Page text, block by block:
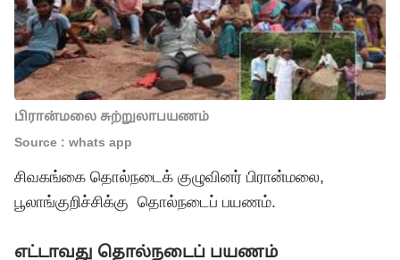
பிரான்மலை சுற்றுலாபயணம்
Source : whats app
சிவகங்கை தொல்நடைக் குழுவினர் பிரான்மலை,
பூலாங்குறிச்சிக்கு தொல்நடைப் பயணம்.
எட்டாவது தொல்நடைப் பயணம்